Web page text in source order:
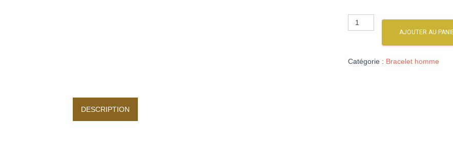
AJOUTER AU
Catégorie : Bracelet homme
DESCRIPTION